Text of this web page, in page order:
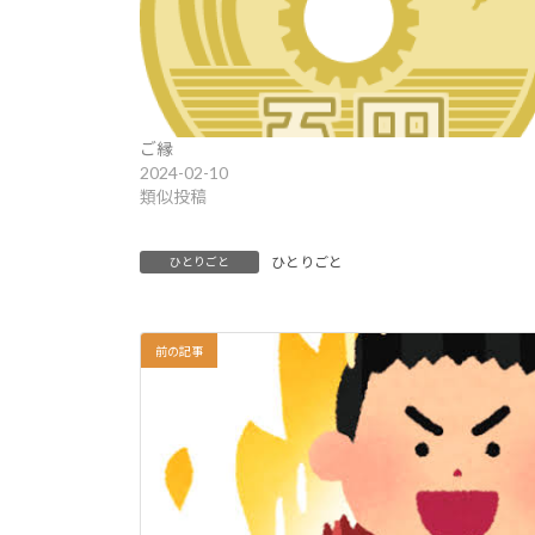
ご縁
2024-02-10
類似投稿
ひとりごと ひとりごと
前の記事